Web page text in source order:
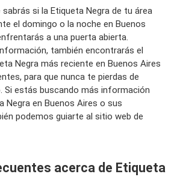
si la Etiqueta Negra de tu área
el domingo o la noche en Buenos
a una puerta abierta.
también encontrarás el
Negra más reciente en Buenos Aires
para que nunca te pierdas de
Si estás buscando más información
Negra en Buenos Aires o sus
podemos guiarte al sitio web de
acerca de Etiqueta